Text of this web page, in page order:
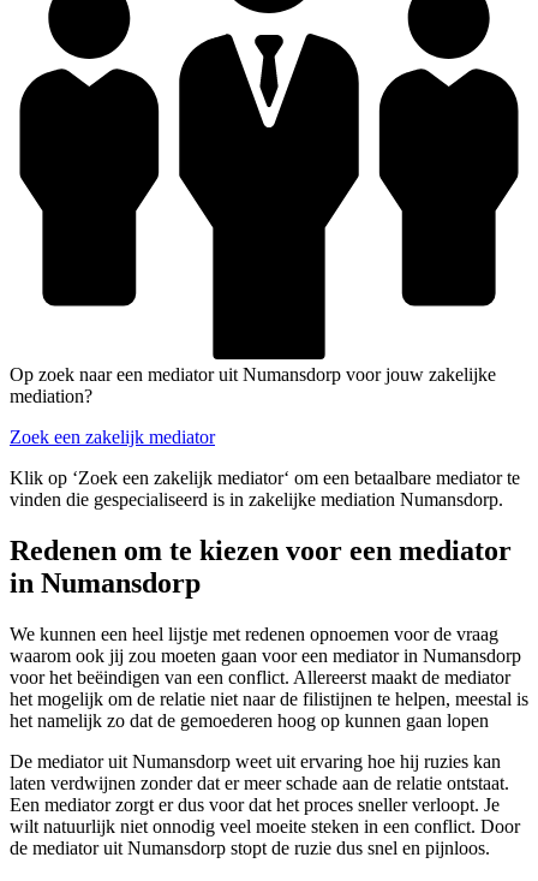
Op zoek naar een mediator uit Numansdorp voor jouw zakelijke
mediation?
Zoek een zakelijk mediator
Klik op ‘Zoek een zakelijk mediator‘ om een betaalbare mediator te
vinden die gespecialiseerd is in zakelijke mediation Numansdorp.
Redenen om te kiezen voor een mediator
in Numansdorp
We kunnen een heel lijstje met redenen opnoemen voor de vraag
waarom ook jij zou moeten gaan voor een mediator in Numansdorp
voor het beëindigen van een conflict. Allereerst maakt de mediator
het mogelijk om de relatie niet naar de filistijnen te helpen, meestal is
het namelijk zo dat de gemoederen hoog op kunnen gaan lopen
De mediator uit Numansdorp weet uit ervaring hoe hij ruzies kan
laten verdwijnen zonder dat er meer schade aan de relatie ontstaat.
Een mediator zorgt er dus voor dat het proces sneller verloopt. Je
wilt natuurlijk niet onnodig veel moeite steken in een conflict. Door
de mediator uit Numansdorp stopt de ruzie dus snel en pijnloos.